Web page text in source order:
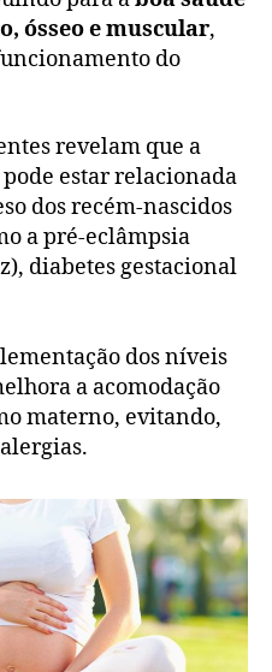
ósseo e muscular,
do
revelam que a
estar relacionada
dos recém-nascidos
a pré-eclâmpsia
diabetes gestacional
dos níveis
a acomodação
materno, evitando,